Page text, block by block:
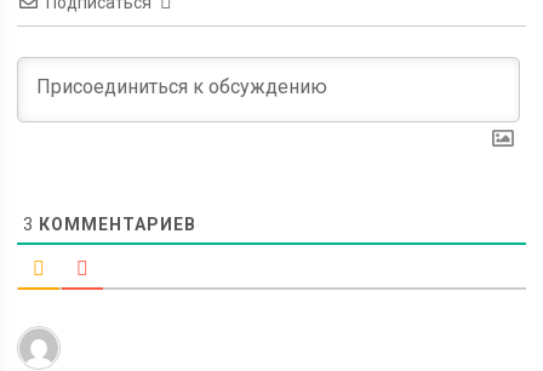
3 КОММЕНТАРИЕВ